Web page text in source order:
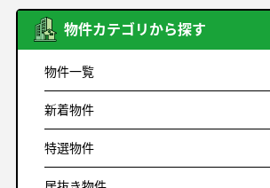
物件カテゴリから探す
物件一覧
新着物件
特選物件